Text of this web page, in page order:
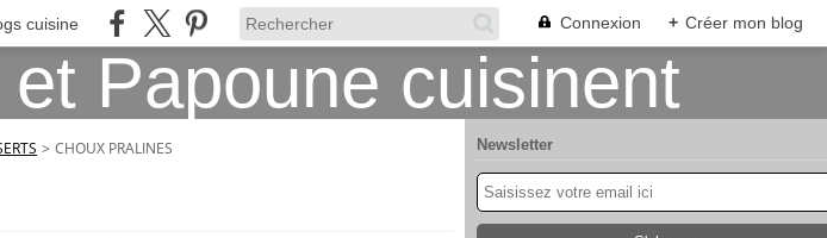
cuisine Connexion + Créer mon blog
> CHOUX PRALINES Newsletter